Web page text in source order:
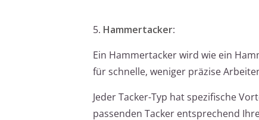
5. Hammertacker:
Ein Hammertacker wird wie ein
für schnelle, weniger präzise
Jeder Tacker-Typ hat spezifische
passenden Tacker entsprechend